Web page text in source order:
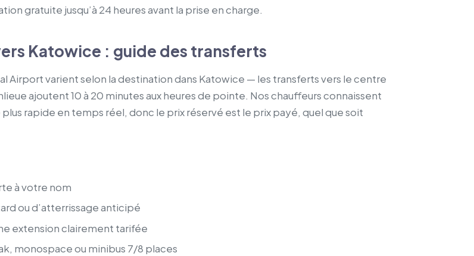
gratuite jusqu’à 24 heures avant la prise en charge.
Katowice : guide des transferts
Airport varient selon la destination dans Katowice — les transferts vers le centre
ajoutent 10 à 20 minutes aux heures de pointe. Nos chauffeurs connaissent
rapide en temps réel, donc le prix réservé est le prix payé, quel que soit
à votre nom
ou d’atterrissage anticipé
extension clairement tarifée
monospace ou minibus 7/8 places